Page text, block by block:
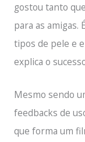
gostou tanto
para as amigas.
tipos de pele e
explica o
Mesmo sendo
feedbacks de
que forma um